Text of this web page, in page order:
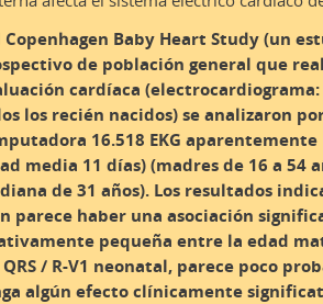
Copenhagen Baby Heart Study (un
de población general que
cardíaca (electrocardiograma:
los recién nacidos) se analizaron
16.518 EKG
media 11 días) (madres de 16 a 54
de 31 años). Los resultados
parece haber una asociación
pequeña entre la edad
/ R-V1 neonatal, parece poco
algún efecto clínicamente